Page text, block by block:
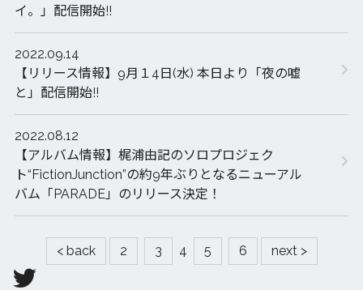
イ。」配信開始!!
2022.09.14
【リリース情報】9月１4日(水) 本日より「夜の嘘
と」配信開始!!
2022.08.12
【アルバム情報】梶浦由記のソロプロジェク
ト“FictionJunction”の約9年ぶりとなるニューアル
バム「PARADE」のリリース決定！
< back 2 3 4 5 6 next >